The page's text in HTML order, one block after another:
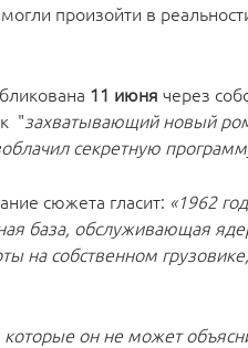
произойти в
11 июня через
"захватывающий новый
секретную
сюжета гласит: «1962
база, обслуживающая
на собственном
которые он не может